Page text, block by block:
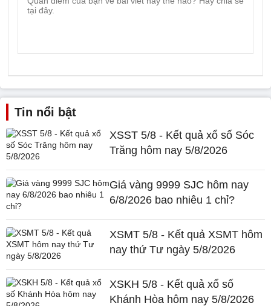
Tin nổi bật
XSST 5/8 - Kết quả xổ số Sóc
Trăng hôm nay 5/8/2026
Giá vàng 9999 SJC hôm nay
6/8/2026 bao nhiêu 1 chỉ?
XSMT 5/8 - Kết quả XSMT hôm
nay thứ Tư ngày 5/8/2026
XSKH 5/8 - Kết quả xổ số
Khánh Hòa hôm nay 5/8/2026